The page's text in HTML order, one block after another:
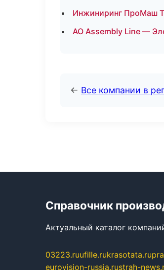
Инжиниринг ПроМаш
АО Assembly Line —
← Все компании в
Справочник
Актуальный каталог
03223.ruufille.rukrasotata.ru
eurovision-russia.rustrah-